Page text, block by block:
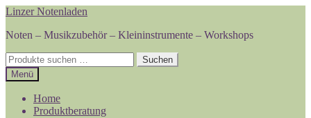
Zur
springen
Zum
springen
Linzer Notenladen
Noten – Musikzubehör – Kleininstrumente – Workshops
Suchen
nach:
Suchen
Menü
Home
Produktberatung